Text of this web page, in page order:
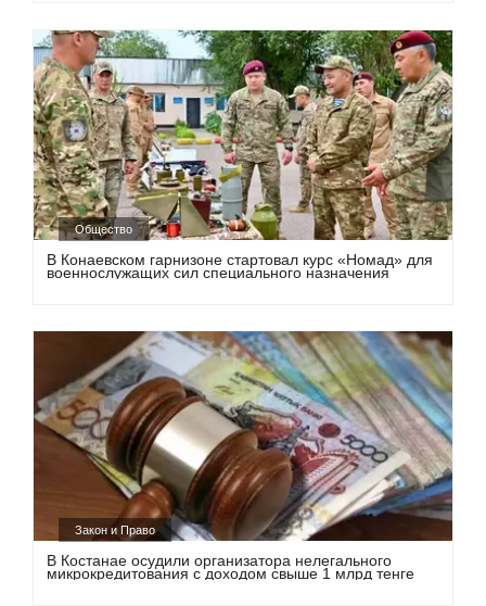
Общество
В Конаевском гарнизоне стартовал курс «Номад» для
военнослужащих сил специального назначения
Закон и Право
В Костанае осудили организатора нелегального
микрокредитования с доходом свыше 1 млрд тенге